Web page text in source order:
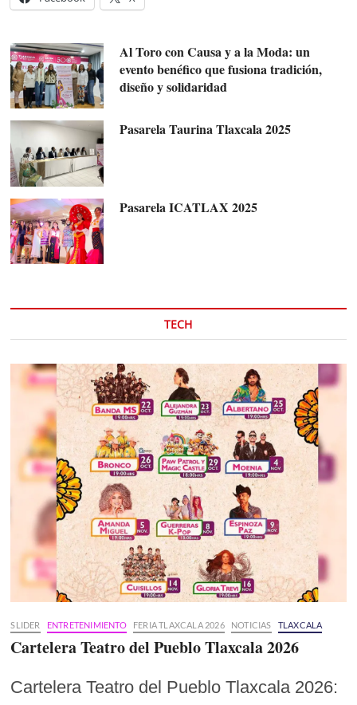
Al Toro con Causa y a la Moda: un
evento benéfico que fusiona tradición,
diseño y solidaridad
Pasarela Taurina Tlaxcala 2025
Pasarela ICATLAX 2025
TECH
SLIDER ENTRETENIMIENTO FERIA TLAXCALA 2026 NOTICIAS TLAXCALA
Cartelera Teatro del Pueblo Tlaxcala 2026
Cartelera Teatro del Pueblo Tlaxcala 2026: